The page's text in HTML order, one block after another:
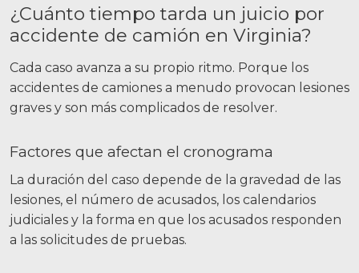
¿Cuánto tiempo tarda un juicio por
accidente de camión en Virginia?
Cada caso avanza a su propio ritmo. Porque los
accidentes de camiones a menudo provocan lesiones
graves y son más complicados de resolver.
Factores que afectan el cronograma
La duración del caso depende de la gravedad de las
lesiones, el número de acusados, los calendarios
judiciales y la forma en que los acusados responden
a las solicitudes de pruebas.